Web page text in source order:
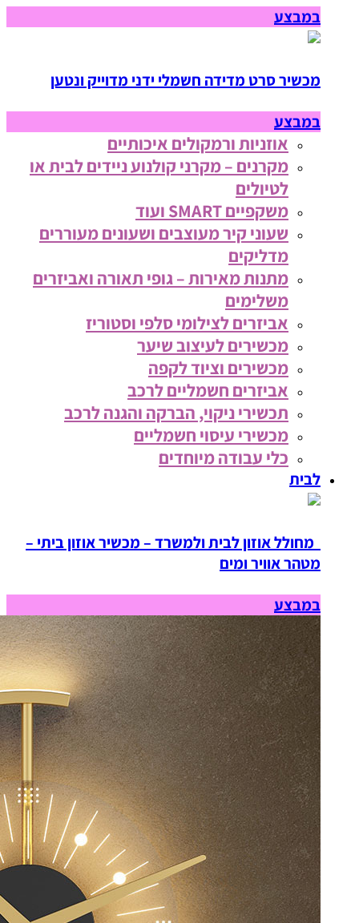
במבצע
מכשיר סרט מדידה חשמלי ידני מדוייק ונטען
במבצע
אוזניות ורמקולים איכותיים
מקרנים – מקרני קולנוע ניידים לבית או
לטיולים
משקפיים SMART ועוד
שעוני קיר מעוצבים ושעונים מעוררים
מדליקים
מתנות מאירות – גופי תאורה ואביזרים
משלימים
אביזרים לצילומי סלפי וסטוריז
מכשירים לעיצוב שיער
מכשירים וציוד לקפה
אביזרים חשמליים לרכב
תכשירי ניקוי, הברקה והגנה לרכב
מכשירי עיסוי חשמליים
כלי עבודה מיוחדים
לבית
מחולל אוזון לבית ולמשרד – מכשיר אוזון ביתי –
מטהר אוויר ומים
במבצע